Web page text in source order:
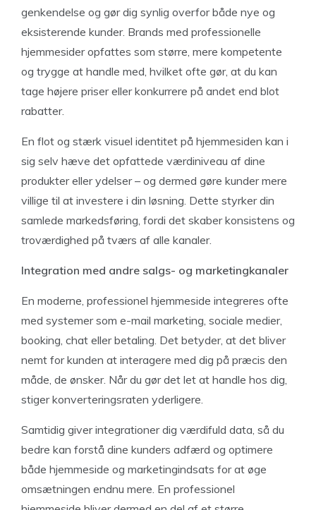
genkendelse og gør dig synlig overfor både nye og
eksisterende kunder. Brands med professionelle
hjemmesider opfattes som større, mere kompetente
og trygge at handle med, hvilket ofte gør, at du kan
tage højere priser eller konkurrere på andet end blot
rabatter.
En flot og stærk visuel identitet på hjemmesiden kan i
sig selv hæve det opfattede værdiniveau af dine
produkter eller ydelser – og dermed gøre kunder mere
villige til at investere i din løsning. Dette styrker din
samlede markedsføring, fordi det skaber konsistens og
troværdighed på tværs af alle kanaler.
Integration med andre salgs- og marketingkanaler
En moderne, professionel hjemmeside integreres ofte
med systemer som e-mail marketing, sociale medier,
booking, chat eller betaling. Det betyder, at det bliver
nemt for kunden at interagere med dig på præcis den
måde, de ønsker. Når du gør det let at handle hos dig,
stiger konverteringsraten yderligere.
Samtidig giver integrationer dig værdifuld data, så du
bedre kan forstå dine kunders adfærd og optimere
både hjemmeside og marketingindsats for at øge
omsætningen endnu mere. En professionel